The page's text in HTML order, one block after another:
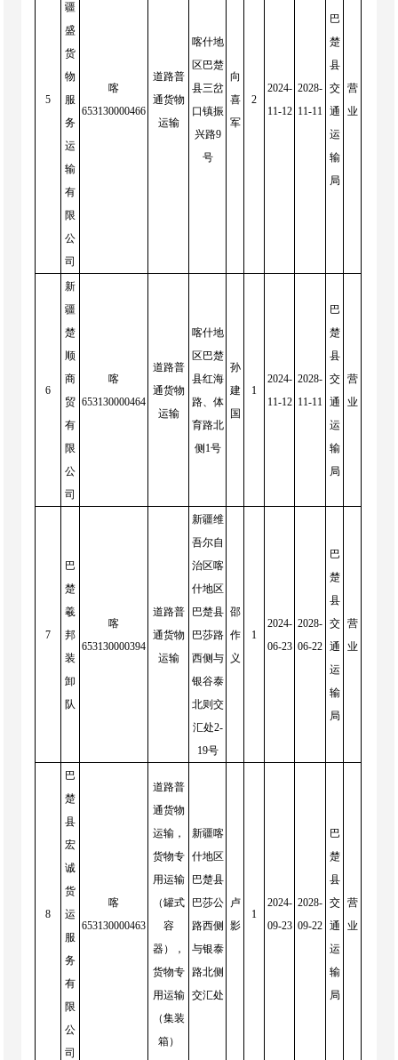
5
疆
盛
货
物
服
务
运
输
有
限
公
司
喀
653130000466
道路普
通货物
运输
喀什地
区巴楚
县三岔
口镇振
兴路9
号
向
喜
军
2
2024-
11-12
2028-
11-11
巴
楚
县
交
通
运
输
局
营
业
6
新
疆
楚
顺
商
贸
有
限
公
司
喀
653130000464
道路普
通货物
运输
喀什地
区巴楚
县红海
路、体
育路北
侧1号
孙
建
国
1
2024-
11-12
2028-
11-11
巴
楚
县
交
通
运
输
局
营
业
7
巴
楚
羲
邦
装
卸
队
喀
653130000394
道路普
通货物
运输
新疆维
吾尔自
治区喀
什地区
巴楚县
巴莎路
西侧与
银谷泰
北则交
汇处2-
19号
邵
作
义
1
2024-
06-23
2028-
06-22
巴
楚
县
交
通
运
输
局
营
业
8
巴
楚
县
宏
诚
货
运
服
务
有
限
公
司
喀
653130000463
道路普
通货物
运输，
货物专
用运输
（罐式
容
器），
货物专
用运输
（集装
箱）
新疆喀
什地区
巴楚县
巴莎公
路西侧
与银泰
路北侧
交汇处
卢
影
1
2024-
09-23
2028-
09-22
巴
楚
县
交
通
运
输
局
营
业